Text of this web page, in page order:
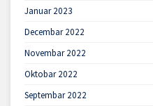
Januar 2023
Decembar 2022
Novembar 2022
Oktobar 2022
Septembar 2022